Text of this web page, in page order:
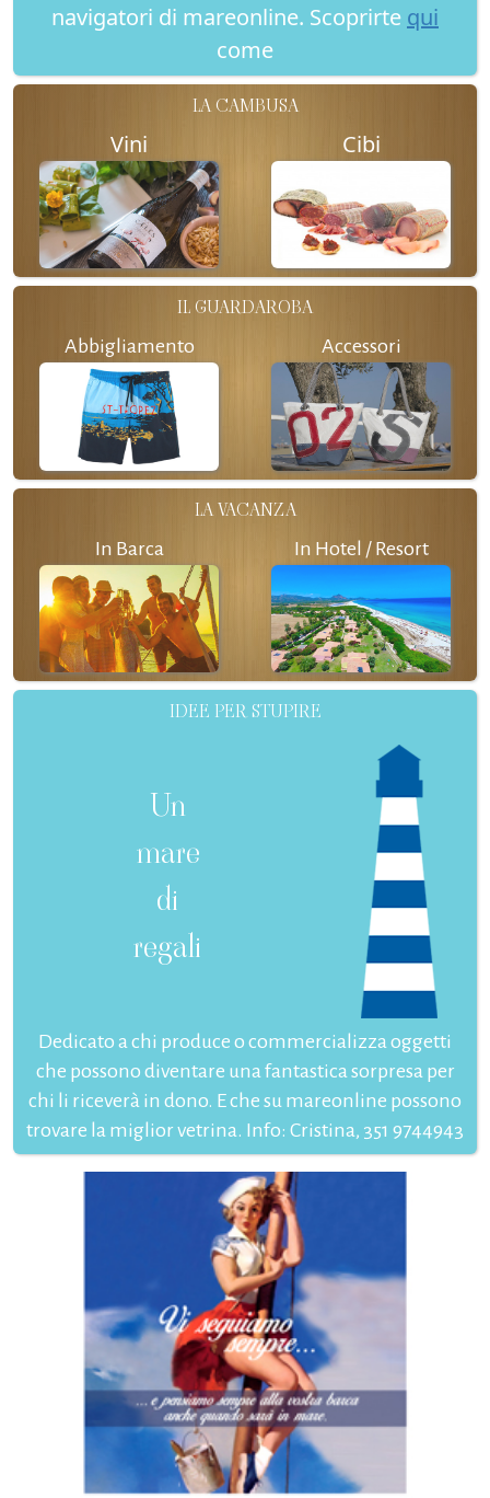
navigatori di mareonline. Scoprirte qui
come
LA CAMBUSA
Vini Cibi
IL GUARDAROBA
Abbigliamento Accessori
LA VACANZA
In Barca In Hotel / Resort
IDEE PER STUPIRE
Un
mare
di
regali
Dedicato a chi produce o commercializza oggetti
che possono diventare una fantastica sorpresa per
chi li riceverà in dono. E che su mareonline possono
trovare la miglior vetrina. Info: Cristina, 351 9744943